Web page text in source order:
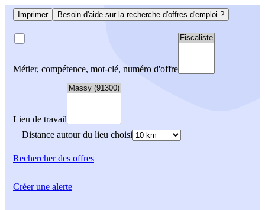
Imprimer Besoin d'aide sur la recherche d'offres d'emploi ?
Métier, compétence, mot-clé, numéro d'offre
Lieu de travail
Distance autour du lieu choisi
Rechercherdes offres
Créer une alerte